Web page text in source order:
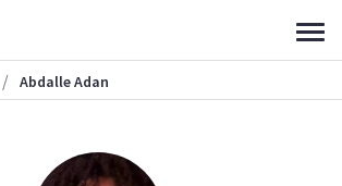
/ Abdalle Adan